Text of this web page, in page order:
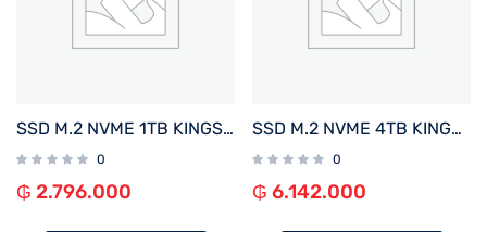
SSD M.2 NVME 1TB KINGSTON FURY RENEGADE C/DISIPADOR TERMICO SFYRSK/1000G 7300/6000 PCIE 4.
0
₲ 2.796.000
SSD M.2 NVME 4TB KINGSTON FURY RENEGADE C/DISIPADOR TERMICO SFYRDK/4000G 7300/7000 PCIE4.0
0
₲ 6.142.000